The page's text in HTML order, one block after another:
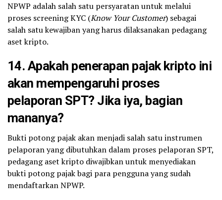
NPWP adalah salah satu persyaratan untuk melalui
proses screening KYC (Know Your Customer) sebagai
salah satu kewajiban yang harus dilaksanakan pedagang
aset kripto.
14. Apakah penerapan pajak kripto ini
akan mempengaruhi proses
pelaporan SPT? Jika iya, bagian
mananya?
Bukti potong pajak akan menjadi salah satu instrumen
pelaporan yang dibutuhkan dalam proses pelaporan SPT,
pedagang aset kripto diwajibkan untuk menyediakan
bukti potong pajak bagi para pengguna yang sudah
mendaftarkan NPWP.